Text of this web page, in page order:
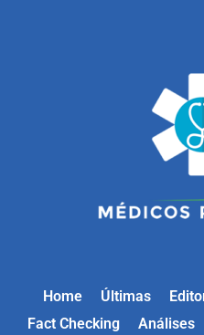
Home Últimas
Fact Checking
Análises